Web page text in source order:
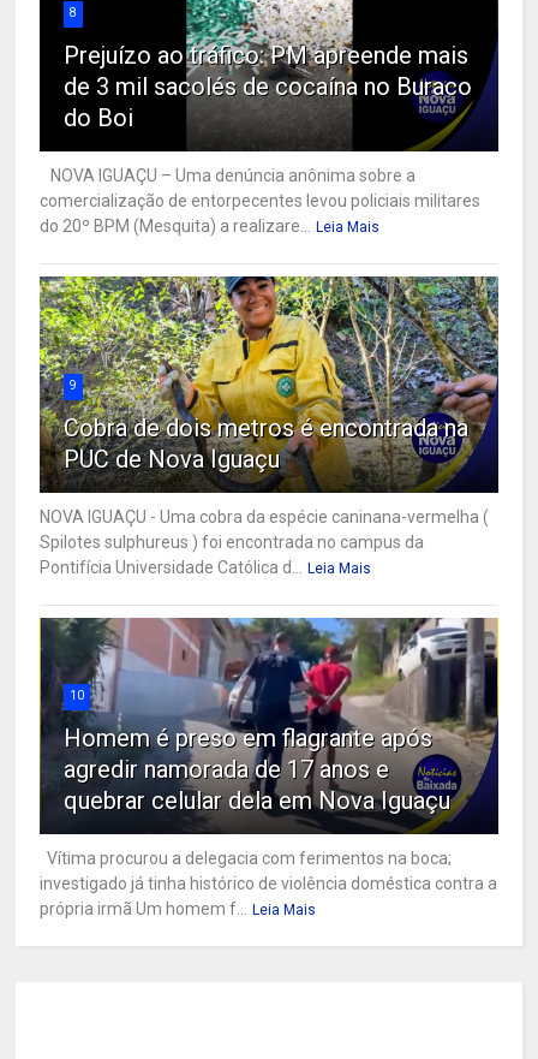
8
Prejuízo ao tráfico: PM apreende mais
de 3 mil sacolés de cocaína no Buraco
do Boi
NOVA IGUAÇU – Uma denúncia anônima sobre a
comercialização de entorpecentes levou policiais militares
do 20º BPM (Mesquita) a realizare...
Leia Mais
9
Cobra de dois metros é encontrada na
PUC de Nova Iguaçu
NOVA IGUAÇU - Uma cobra da espécie caninana-vermelha (
Spilotes sulphureus ) foi encontrada no campus da
Pontifícia Universidade Católica d...
Leia Mais
10
Homem é preso em flagrante após
agredir namorada de 17 anos e
quebrar celular dela em Nova Iguaçu
Vítima procurou a delegacia com ferimentos na boca;
investigado já tinha histórico de violência doméstica contra a
própria irmã Um homem f...
Leia Mais